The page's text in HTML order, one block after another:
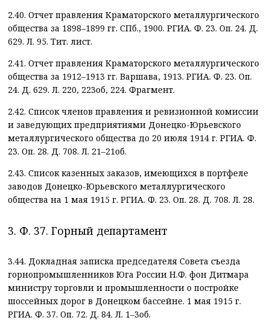
2.40. Отчет правления Краматорского металлургического
общества за 1898–1899 гг. СПб., 1900. РГИА. Ф. 23. Оп. 24. Д.
629. Л. 95. Тит. лист.
2.41. Отчет правления Краматорского металлургического
общества за 1912–1913 гг. Варшава, 1913. РГИА. Ф. 23. Оп.
24. Д. 629. Л. 220, 223об, 224. Фрагмент.
2.42. Список членов правления и ревизионной комиссии
и заведующих предприятиями Донецко-Юрьевского
металлургического общества до 20 июля 1914 г. РГИА. Ф.
23. Оп. 28. Д. 708. Л. 21–21об.
2.43. Список казенных заказов, имеющихся в портфеле
заводов Донецко-Юрьевского металлургического
общества на 1 мая 1915 г. РГИА. Ф. 23. Оп. 28. Д. 708. Л. 28.
3. Ф. 37. Горный департамент
3.44. Докладная записка председателя Совета съезда
горнопромышленников Юга России Н.Ф. фон Дитмара
министру торговли и промышленности о постройке
шоссейных дорог в Донецком бассейне. 1 мая 1915 г.
РГИА. Ф. 37. Оп. 72. Д. 84. Л. 1–3об.